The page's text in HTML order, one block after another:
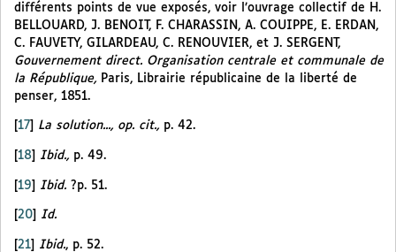
différents points de vue exposés, voir l’ouvrage collectif de H.
BELLOUARD, J. BENOIT, F. CHARASSIN, A. COUIPPE, E. ERDAN,
C. FAUVETY, GILARDEAU, C. RENOUVIER, et J. SERGENT,
Gouvernement direct. Organisation centrale et communale de
la République, Paris, Librairie républicaine de la liberté de
penser, 1851.
17 La solution..., op. cit., p. 42.
18 Ibid., p. 49.
[19] Ibid. ?p. 51.
20 Id.
[21] Ibid., p. 52.